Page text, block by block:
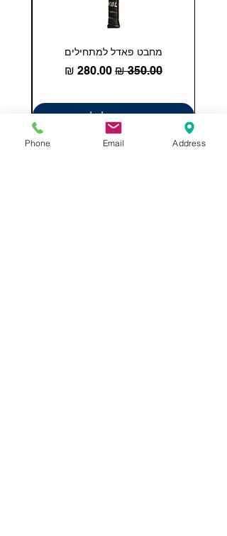
מחבט פאדל למתחילים
מחיר רגיל מחיר מבצע
הוספה לסל
Phone Email Address